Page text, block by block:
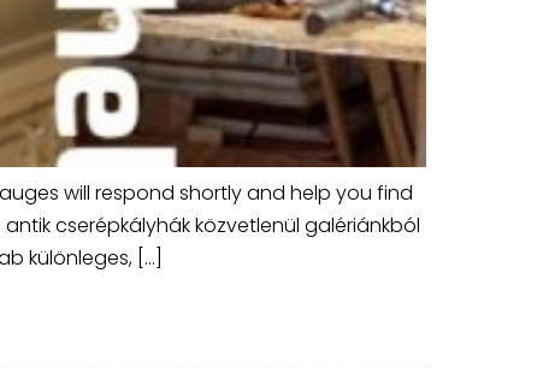
will respond shortly and help you find
cserépkályhák közvetlenül galériánkból
különleges, […]